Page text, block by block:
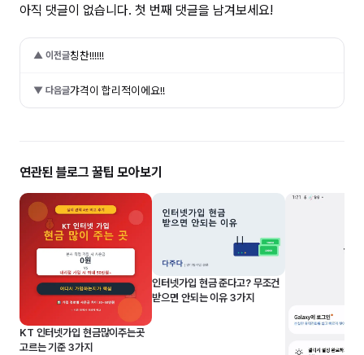
아직 댓글이 없습니다. 첫 번째 댓글을 남겨보세요!
▲ 이전글칭찬!!!!!!
▼ 다음글갸격이 합리적이에요!!
연관된 블로그 꿀팁 모아보기
KT 인터넷가입 현금많이주는곳
고르는 기준 3가지
인터넷가입 현금 준다고? 무조건
받으면 안되는 이유 3가지